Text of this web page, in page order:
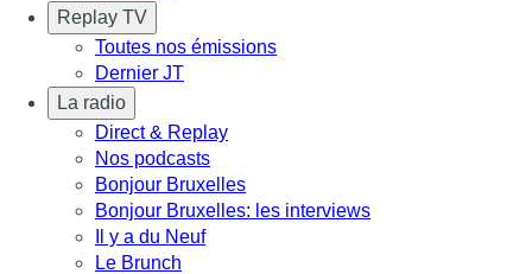
Replay TV
Toutes nos émissions
Dernier JT
La radio
Direct & Replay
Nos podcasts
Bonjour Bruxelles
Bonjour Bruxelles: les interviews
Il y a du Neuf
Le Brunch